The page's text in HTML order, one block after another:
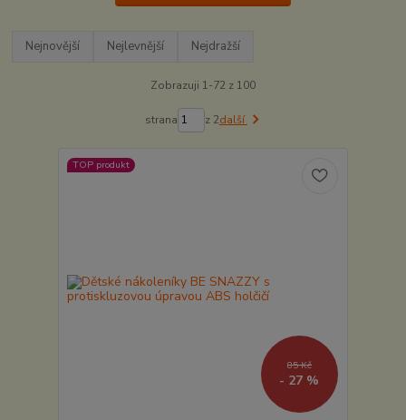
Nejnovější Nejlevnější Nejdražší
Zobrazuji 1-72 z 100
strana z 2další
TOP produkt
85 Kč
- 27 %